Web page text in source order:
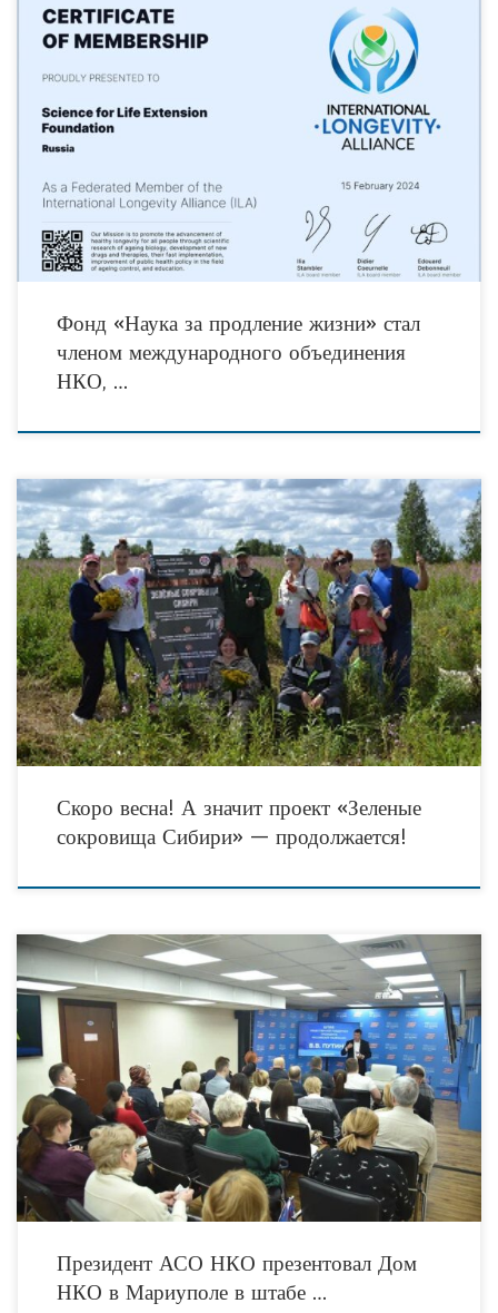
Накануне, фонд «Наука за продление жизни», штаб-квартира которого в
настоящий момент находится в Тюмени, поделился важной и приятной
новостью. 15 февраля 2024 года фонд официально
Фонд «Наука за продление жизни» стал
членом международного объединения
НКО, …
В Тюмени стартует новый сезон социально значимой программы развития
экологической культуры и здорового образа жизни «Зеленые сокровища
Сибири». Организатором проекта традиционно выступает Тюменский
региональный некоммерческий
Скоро весна! А значит проект «Зеленые
сокровища Сибири» — продолжается!
17 января в штабе общественной поддержки Владимира Путина состоялась
встреча представителей некоммерческих организаций Москвы. В рамках
встречи координатор федерального партийного проекта «Школа грамотного
потребителя» и
Президент АСО НКО презентовал Дом
НКО в Мариуполе в штабе …